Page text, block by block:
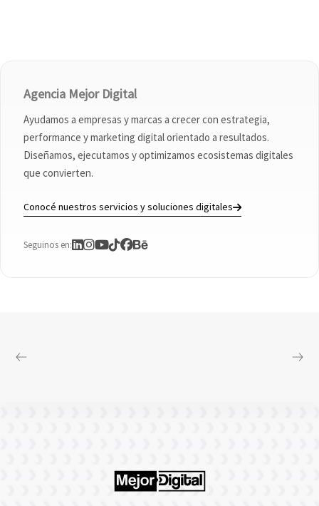
Agencia Mejor Digital
Ayudamos a empresas y marcas a crecer con estrategia,
performance y marketing digital orientado a resultados.
Diseñamos, ejecutamos y optimizamos ecosistemas digitales
que convierten.
Conocé nuestros servicios y soluciones digitales
Seguinos en: